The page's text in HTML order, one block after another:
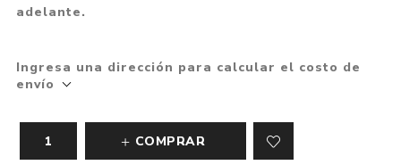
adelante.
Ingresa una dirección para calcular el costo de
envío
COMPRAR